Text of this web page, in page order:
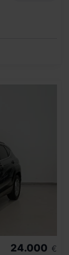
24.000 €